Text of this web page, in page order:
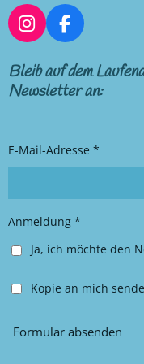
I
n
s
t
a
a
F
a
c
e
b
k
Bleib auf dem
Newsletter an:
E-Mail-Adresse *
Anmeldung *
Ja, ich möchte den
Kopie an mich
Formular absenden